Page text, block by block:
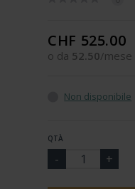
CHF 525.00
o da 52.50/mese
Non disponibile
QTÀ